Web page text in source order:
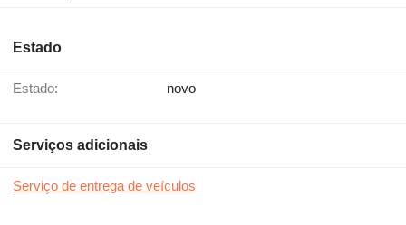
Estado
Estado: novo
Serviços adicionais
Serviço de entrega de veículos